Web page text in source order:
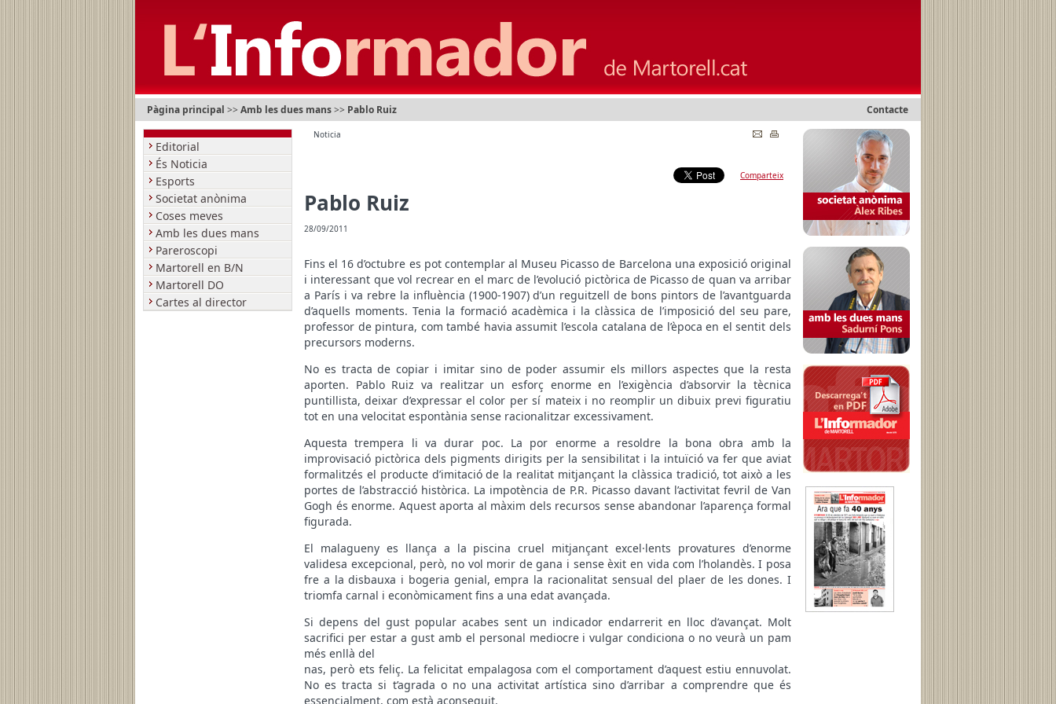
Pàgina principal >> Amb les dues mans>> Pablo Ruiz Contacte
Editorial
És Noticia
Esports
Societat anònima
Coses meves
Amb les dues mans
Pareroscopi
Martorell en B/N
Martorell DO
Cartes al director
Noticia
Comparteix
Pablo Ruiz
28/09/2011
Fins el 16 d’octubre es pot contemplar al Museu Picasso de Barcelona una exposició original
i interessant que vol recrear en el marc de l’evolució pictòrica de Picasso de quan va arribar
a París i va rebre la influència (1900-1907) d’un reguitzell de bons pintors de l’avantguarda
d’aquells moments. Tenia la formació acadèmica i la clàssica de l’imposició del seu pare,
professor de pintura, com també havia assumit l’escola catalana de l’època en el sentit dels
precursors moderns.
No es tracta de copiar i imitar sino de poder assumir els millors aspectes que la resta
aporten. Pablo Ruiz va realitzar un esforç enorme en l’exigència d’absorvir la tècnica
puntillista, deixar d’expressar el color per sí mateix i no reomplir un dibuix previ figuratiu
tot en una velocitat espontània sense racionalitzar excessivament.
Aquesta trempera li va durar poc. La por enorme a resoldre la bona obra amb la
improvisació pictòrica dels pigments dirigits per la sensibilitat i la intuïció va fer que aviat
formalitzés el producte d’imitació de la realitat mitjançant la clàssica tradició, tot això a les
portes de l’abstracció històrica. La impotència de P.R. Picasso davant l’activitat fevril de Van
Gogh és enorme. Aquest aporta al màxim dels recursos sense abandonar l’aparença formal
figurada.
El malagueny es llança a la piscina cruel mitjançant excel·lents provatures d’enorme
validesa excepcional, però, no vol morir de gana i sense èxit en vida com l’holandès. I posa
fre a la disbauxa i bogeria genial, empra la racionalitat sensual del plaer de les dones. I
triomfa carnal i econòmicament fins a una edat avançada.
Si depens del gust popular acabes sent un indicador endarrerit en lloc d’avançat. Molt
sacrifici per estar a gust amb el personal mediocre i vulgar condiciona o no veurà un pam
més enllà del
nas, però ets feliç. La felicitat empalagosa com el comportament d’aquest estiu ennuvolat.
No es tracta si t’agrada o no una activitat artística sino d’arribar a comprendre que és
essencialment, com està aconseguit.